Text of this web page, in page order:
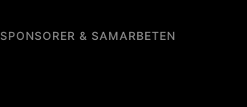
SPONSORER & SAMARBETEN